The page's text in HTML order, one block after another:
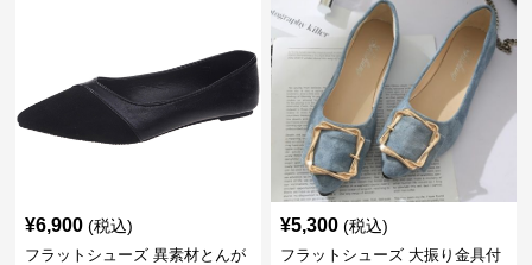
¥6,900 (税込)
フラットシューズ 異素材とんが
¥5,300 (税込)
フラットシューズ 大振り金具付